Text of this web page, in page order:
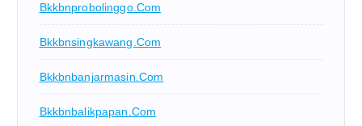
Bkkbnprobolinggo.com
Bkkbnsingkawang.com
Bkkbnbanjarmasin.com
Bkkbnbalikpapan.com